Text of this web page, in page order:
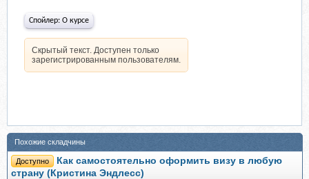
Спойлер: О курсе
Скрытый текст. Доступен только
зарегистрированным пользователям.
Похожие складчины
Доступно
Как самостоятельно оформить визу в любую
страну (Кристина Эндлесс)